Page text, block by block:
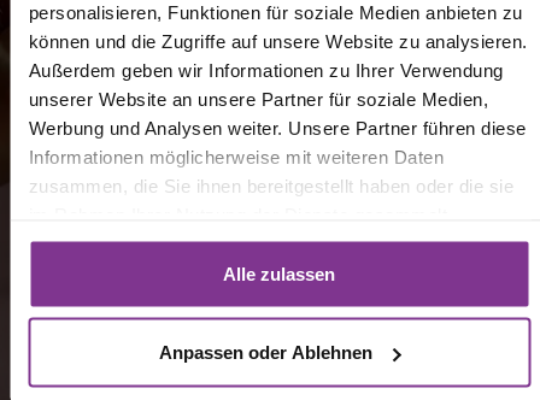
personalisieren, Funktionen für soziale Medien anbieten zu
können und die Zugriffe auf unsere Website zu analysieren.
Außerdem geben wir Informationen zu Ihrer Verwendung
unserer Website an unsere Partner für soziale Medien,
Werbung und Analysen weiter. Unsere Partner führen diese
Informationen möglicherweise mit weiteren Daten
zusammen, die Sie ihnen bereitgestellt haben oder die sie
haben. Mit Klick auf „[Zustimmen / Alles akzeptieren / etc.]“
erteilen Sie Ihre Einwilligung auch in die Weitergabe über
Ihr Verhalten in unserem Shop an unseren Partner, die
Deutschland), die diese Daten Ihnen nicht persönlich
zuordnen kann, sie aber zu eigenen Zwecken (z.B.
Alle zulassen
Anpassen oder Ablehnen